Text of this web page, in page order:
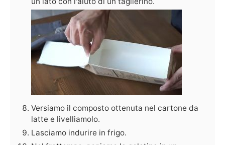
Versiamo il composto ottenuta nel cartone da
latte e livelliamolo.
Lasciamo indurire in frigo.